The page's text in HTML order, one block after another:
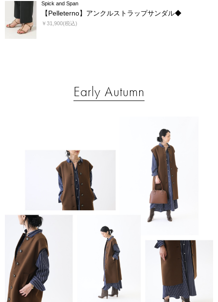
Spick and Span
【Pelleterno】アンクルストラップサンダル◆
￥31,900(税込)
Early Autumn